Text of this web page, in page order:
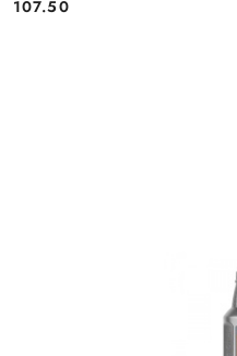
Cena:
107.50